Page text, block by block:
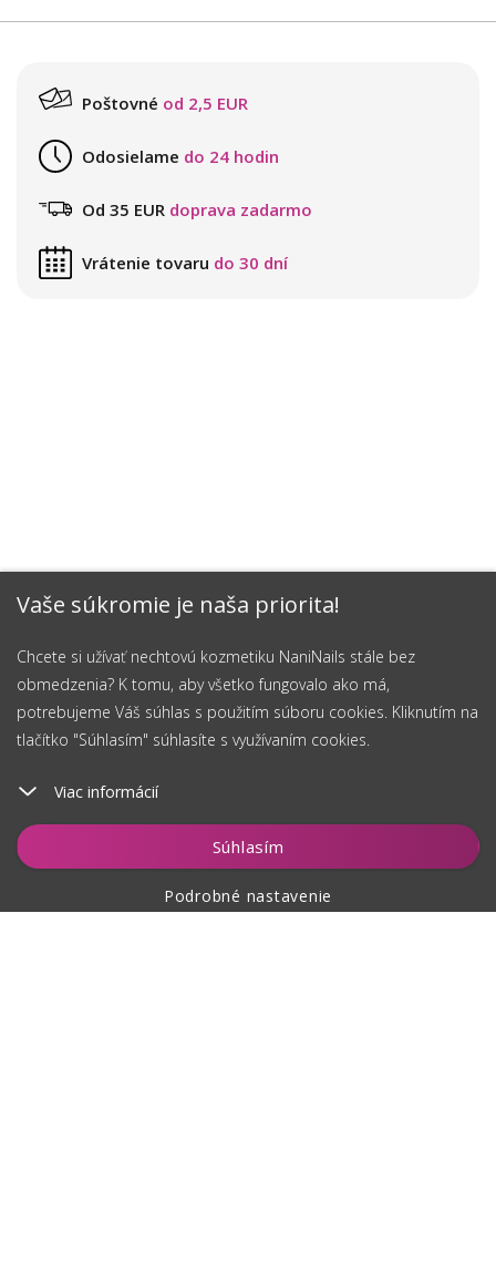
Vaše súkromie je naša priorita!
Chcete si užívať nechtovú kozmetiku NaniNails stále bez
obmedzenia? K tomu, aby všetko fungovalo ako má,
potrebujeme Váš súhlas s použitím súboru cookies. Kliknutím na
tlačítko "Súhlasím" súhlasíte s využívaním cookies.
Viac informácií
Súhlasím
Podrobné nastavenie
Vložiť do košíka
Poštovné od 2,5 EUR
Odosielame do 24 hodin
Od 35 EUR doprava zadarmo
Vrátenie tovaru do 30 dní